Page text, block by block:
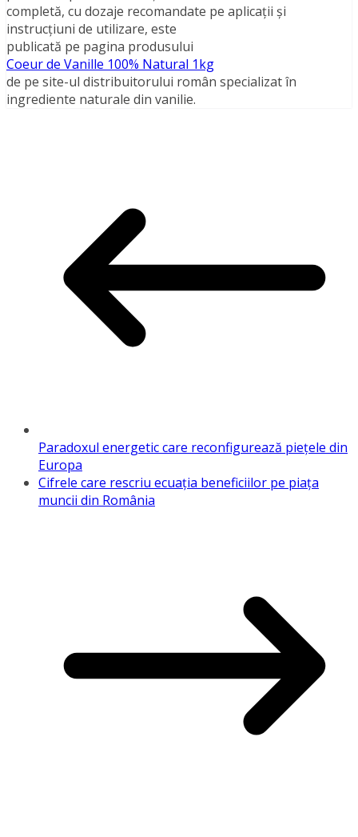
completă, cu dozaje recomandate pe aplicații și
instrucțiuni de utilizare, este
publicată pe pagina produsului
Coeur de Vanille 100% Natural 1kg
de pe site-ul distribuitorului român specializat în
ingrediente naturale din vanilie.
Paradoxul energetic care reconfigurează piețele din
Europa
Cifrele care rescriu ecuația beneficiilor pe piața
muncii din România